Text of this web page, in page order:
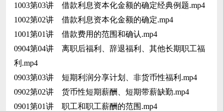
1003第03讲 借款利息资本化金额的确定经典例题.mp4
1002第02讲 借款利息资本化金额的确定.mp4
1001第01讲 借款费用的范围和确认.mp4
0904第04讲 离职后福利、辞退福利、其他长期职工福
利.mp4
0903第03讲 短期利润分享计划、非货币性福利.mp4
0902第02讲 货币性短期薪酬、短期带薪缺勤.mp4
0901第01讲 职工和职工薪酬的范围.mp4